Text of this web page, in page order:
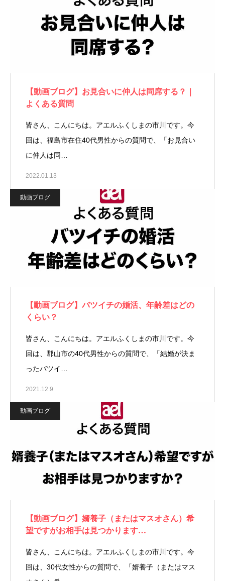
【動画ブログ】お見合いに仲人は同席する？｜
よくある質問
皆さん、こんにちは。アエルふくしまの市川です。今
回は、福島市在住40代男性からの質問で、「お見合い
に仲人は同…
2022.01.13
動画ブログ
【動画ブログ】バツイチの婚活、年齢差はどの
くらい？
皆さん、こんにちは。アエルふくしまの市川です。今
回は、郡山市の40代男性からの質問で、「結婚が決ま
ったバツイ…
2021.12.9
動画ブログ
【動画ブログ】婿養子（またはマスオさん）希
望ですがお相手は見つかります…
皆さん、こんにちは。アエルふくしまの市川です。今
回は、30代女性からの質問で、「婿養子（またはマス